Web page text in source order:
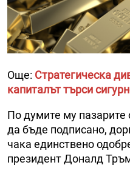
Още: Стратегическа
капиталът търси
По думите му пазарите
да бъде подписано,
чака единствено
президент Доналд